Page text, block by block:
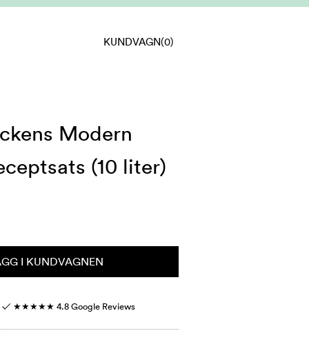
KUNDVAGN(0)
Modern
(10 liter)
I KUNDVAGNEN
✓ ★★★★★ 4.8 Google Reviews